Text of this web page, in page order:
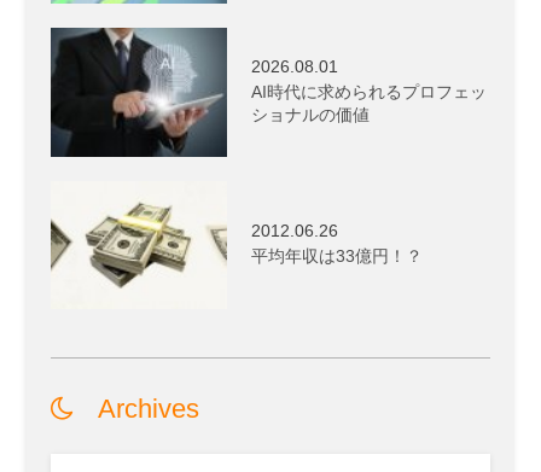
2026.08.01
AI時代に求められるプロフェッ
ショナルの価値
2012.06.26
平均年収は33億円！？
Archives